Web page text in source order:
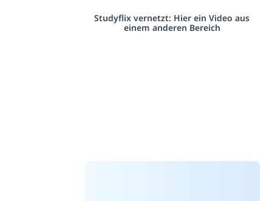
Studyflix vernetzt: Hier ein Video aus
einem anderen Bereich